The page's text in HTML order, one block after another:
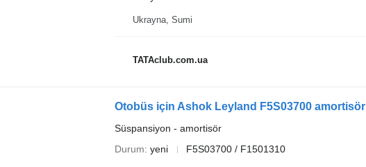
Ukrayna, Sumi
TATAclub.com.ua
Otobüs için Ashok Leyland F5S03700 amortisör
Süspansiyon - amortisör
Durum yeni F5S03700 / F1501310